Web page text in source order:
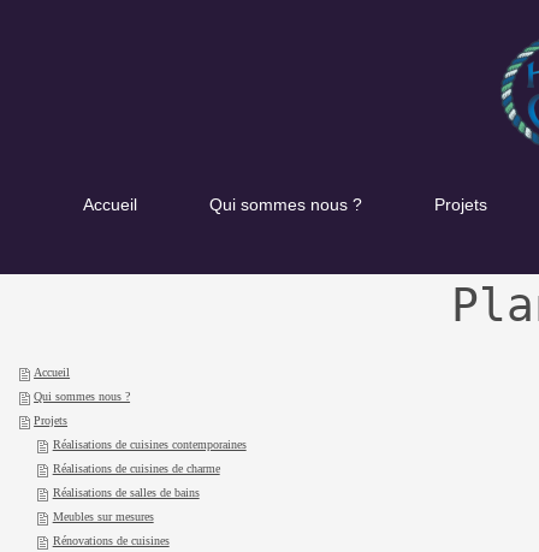
Accueil Qui sommes nous ? Projets
Accueil
Qui sommes nous ?
Projets
Réalisations de cuisines contemporaines
Réalisations de cuisines de charme
Réalisations de salles de bains
Meubles sur mesures
Rénovations de cuisines